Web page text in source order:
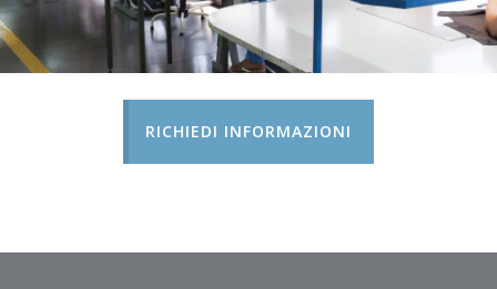
RICHIEDI INFORMAZIONI